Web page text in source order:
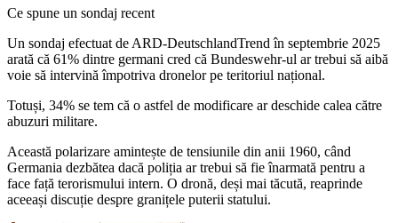
Ce spune un sondaj recent
Un sondaj efectuat de ARD-DeutschlandTrend în septembrie 2025
arată că 61% dintre germani cred că Bundeswehr-ul ar trebui să aibă
voie să intervină împotriva dronelor pe teritoriul național.
Totuși, 34% se tem că o astfel de modificare ar deschide calea către
abuzuri militare.
Această polarizare amintește de tensiunile din anii 1960, când
Germania dezbătea dacă poliția ar trebui să fie înarmată pentru a
face față terorismului intern. O dronă, deși mai tăcută, reaprinde
aceeași discuție despre granițele puterii statului.